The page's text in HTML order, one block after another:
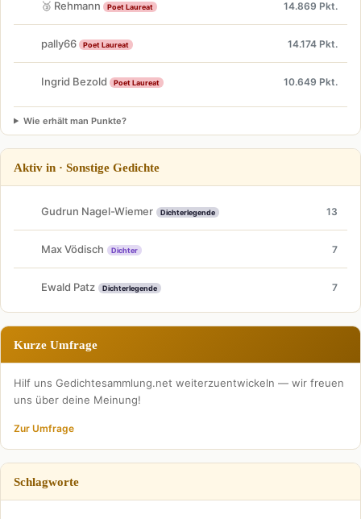
🥉 Rehmann Poet Laureat 14.869 Pkt.
pally66 Poet Laureat 14.174 Pkt.
Ingrid Bezold Poet Laureat 10.649 Pkt.
Wie erhält man Punkte?
Aktiv in · Sonstige Gedichte
Gudrun Nagel-Wiemer Dichterlegende 13
Max Vödisch Dichter 7
Ewald Patz Dichterlegende 7
Kurze Umfrage
Hilf uns Gedichtesammlung.net weiterzuentwickeln — wir freuen
uns über deine Meinung!
Zur Umfrage
Schlagworte